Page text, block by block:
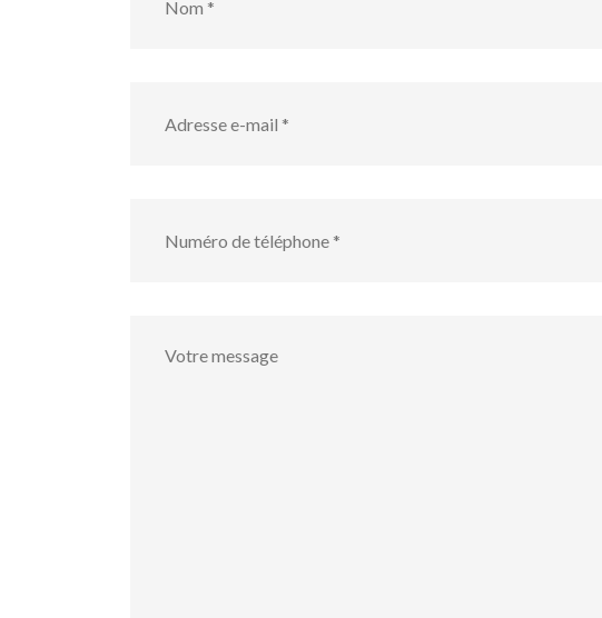
*
téléphone *